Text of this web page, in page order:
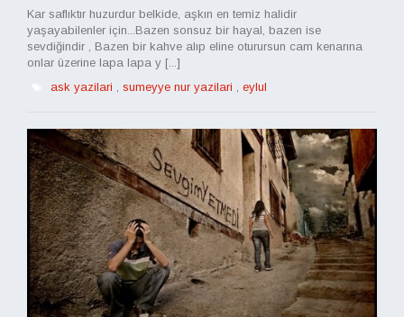
Kar saflıktır huzurdur belkide, aşkın en temiz halidir
yaşayabilenler için...Bazen sonsuz bir hayal, bazen ise
sevdiğindir , Bazen bir kahve alıp eline oturursun cam kenarına
onlar üzerine lapa lapa y [...]
ask yazilari
sumeyye nur yazilari eylul